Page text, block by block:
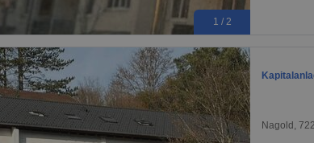
1 / 2
Nagold,